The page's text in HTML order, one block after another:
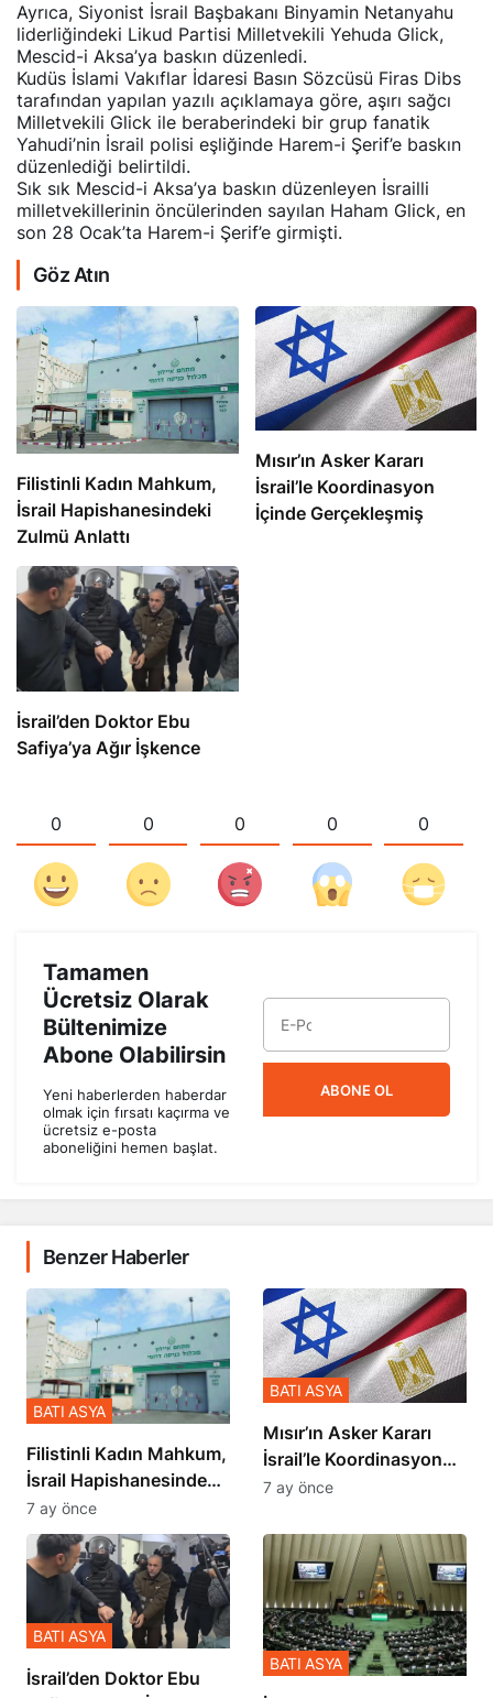
Ayrıca, Siyonist İsrail Başbakanı Binyamin Netanyahu
liderliğindeki Likud Partisi Milletvekili Yehuda Glick,
Mescid-i Aksa’ya baskın düzenledi.
Kudüs İslami Vakıflar İdaresi Basın Sözcüsü Firas Dibs
tarafından yapılan yazılı açıklamaya göre, aşırı sağcı
Milletvekili Glick ile beraberindeki bir grup fanatik
Yahudi’nin İsrail polisi eşliğinde Harem-i Şerif’e baskın
düzenlediği belirtildi.
Sık sık Mescid-i Aksa’ya baskın düzenleyen İsrailli
milletvekillerinin öncülerinden sayılan Haham Glick, en
son 28 Ocak’ta Harem-i Şerif’e girmişti.
Göz Atın
Filistinli Kadın Mahkum,
İsrail Hapishanesindeki
Zulmü Anlattı
Mısır’ın Asker Kararı
İsrail’le Koordinasyon
İçinde Gerçekleşmiş
İsrail’den Doktor Ebu
Safiya’ya Ağır İşkence
0 0 0 0 0
Tamamen
Ücretsiz Olarak
Bültenimize
Abone Olabilirsin
Yeni haberlerden haberdar
olmak için fırsatı kaçırma ve
ücretsiz e-posta
aboneliğini hemen başlat.
ABONE OL
Benzer Haberler
Filistinli Kadın Mahkum,
İsrail Hapishanesindeki
Zulmü Anlattı
BATI ASYA
7 ay önce
Mısır’ın Asker Kararı
İsrail’le Koordinasyon
İçinde Gerçekleşmiş
BATI ASYA
7 ay önce
İsrail’den Doktor Ebu
BATI ASYA
BATI ASYA